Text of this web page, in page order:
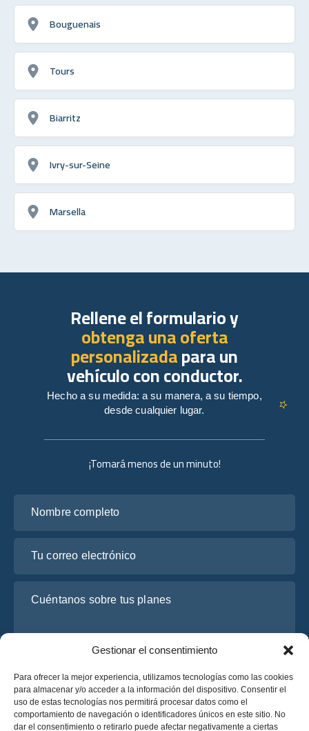
Gestionar el consentimiento
Para ofrecer la mejor experiencia, utilizamos tecnologías como las cookies
para almacenar y/o acceder a la información del dispositivo. Consentir el
uso de estas tecnologías nos permitirá procesar datos como el
comportamiento de navegación o identificadores únicos en este sitio. No
dar el consentimiento o retirarlo puede afectar negativamente a ciertas
Bouguenais
Tours
Biarritz
Ivry-sur-Seine
Marsella
¡Tomará menos de un minuto!
Rellene el formulario y
obtenga una oferta
personalizadapara un
vehículo con conductor.
Hecho a su medida: a su manera, a su tiempo,
desde cualquier lugar.